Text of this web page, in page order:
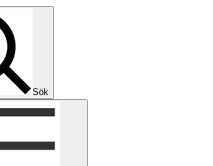
Sök